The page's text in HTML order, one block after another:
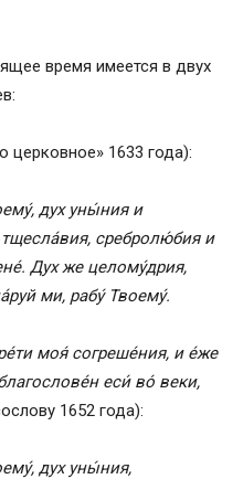
время имеется в двух
церковное» 1633 года):
дух уны́ния и
сребролю́бия и
Дух же целому́дрия,
ми, рабу́ Твоему́.
моя́ согреше́ния, и е́же
еси́ во́ веки,
1652 года):
дух уны́ния,